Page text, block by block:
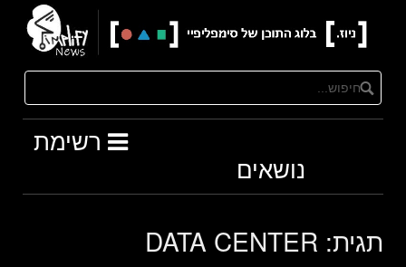
content
רשימת
נושאים
תגית: DATA CENTER